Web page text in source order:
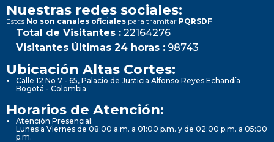
Nuestras redes sociales:
Estos No son canales oficiales para tramitar PQRSDF
Total de Visitantes : 22164276
Visitantes Últimas 24 horas : 98743
Ubicación Altas Cortes:
Calle 12 No 7 - 65, Palacio de Justicia Alfonso Reyes Echandía
Bogotá - Colombia
Horarios de Atención:
Atención Presencial:
Lunes a Viernes de 08:00 a.m. a 01:00 p.m. y de 02:00 p.m. a 05:00
p.m.